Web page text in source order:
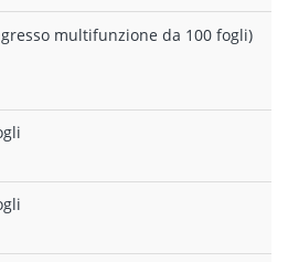
multifunzione da 100 fogli)